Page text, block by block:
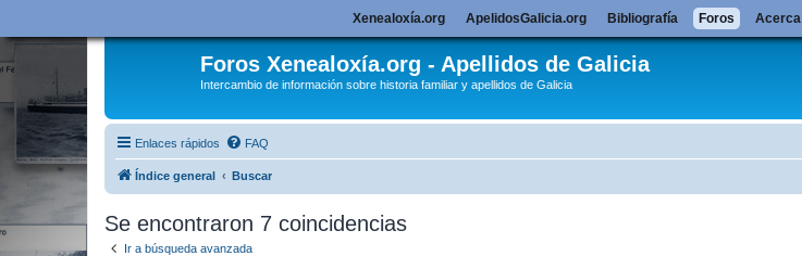
Foros Xenealoxía.org - Apellidos de Galicia
Intercambio de información sobre historia familiar y apellidos de Galicia
Enlaces rápidos FAQ
Índice general Buscar
Se encontraron 7 coincidencias
Ir a búsqueda avanzada
Xenealoxía.org ApelidosGalicia.org Bibliografía Foros Acerca